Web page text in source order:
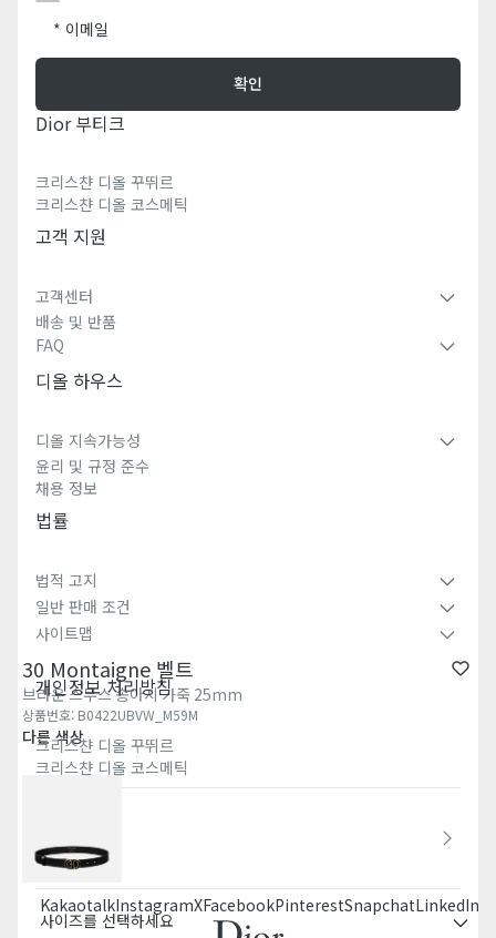
30 Montaigne 벨트
브라운 스무스 송아지 가죽 25mm
상품번호: B0422UBVW_M59M
다른 색상
사이즈를 선택하세요
이메일
확인
Dior 부티크
크리스챤 디올 꾸뛰르
크리스챤 디올 코스메틱
고객 지원
고객센터
배송 및 반품
FAQ
디올 하우스
디올 지속가능성
윤리 및 규정 준수
채용 정보
법률
법적 고지
일반 판매 조건
사이트맵
개인정보 처리방침
크리스챤 디올 꾸뛰르​
크리스챤 디올 코스메틱​
한국 (한국어)
KakaotalkInstagramXFacebookPinterestSnapchatLinkedIn